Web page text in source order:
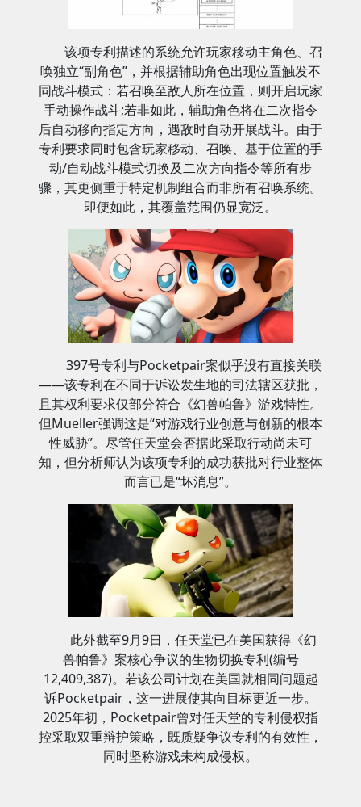
该项专利描述的系统允许玩家移动主角色、召
唤独立“副角色”，并根据辅助角色出现位置触发不
同战斗模式：若召唤至敌人所在位置，则开启玩家
手动操作战斗;若非如此，辅助角色将在二次指令
后自动移向指定方向，遇敌时自动开展战斗。由于
专利要求同时包含玩家移动、召唤、基于位置的手
动/自动战斗模式切换及二次方向指令等所有步
骤，其更侧重于特定机制组合而非所有召唤系统。
即便如此，其覆盖范围仍显宽泛。
397号专利与Pocketpair案似乎没有直接关联
——该专利在不同于诉讼发生地的司法辖区获批，
且其权利要求仅部分符合《幻兽帕鲁》游戏特性。
但Mueller强调这是“对游戏行业创意与创新的根本
性威胁”。尽管任天堂会否据此采取行动尚未可
知，但分析师认为该项专利的成功获批对行业整体
而言已是“坏消息”。
此外截至9月9日，任天堂已在美国获得《幻
兽帕鲁》案核心争议的生物切换专利(编号
12,409,387)。若该公司计划在美国就相同问题起
诉Pocketpair，这一进展使其向目标更近一步。
2025年初，Pocketpair曾对任天堂的专利侵权指
控采取双重辩护策略，既质疑争议专利的有效性，
同时坚称游戏未构成侵权。